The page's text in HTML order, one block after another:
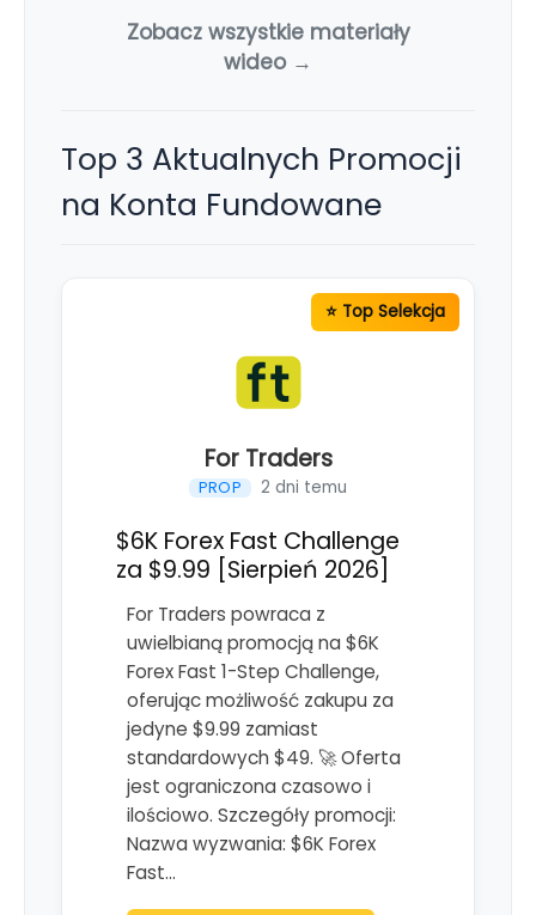
Zobacz wszystkie materiały
wideo →
Top 3 Aktualnych Promocji
na Konta Fundowane
For Traders
PROP 2 dni temu
$6K Forex Fast Challenge
za $9.99 [Sierpień 2026]
For Traders powraca z
uwielbianą promocją na $6K
Forex Fast 1-Step Challenge,
oferując możliwość zakupu za
jedyne $9.99 zamiast
standardowych $49. 🚀 Oferta
jest ograniczona czasowo i
ilościowo. Szczegóły promocji:
Nazwa wyzwania: $6K Forex
Fast…